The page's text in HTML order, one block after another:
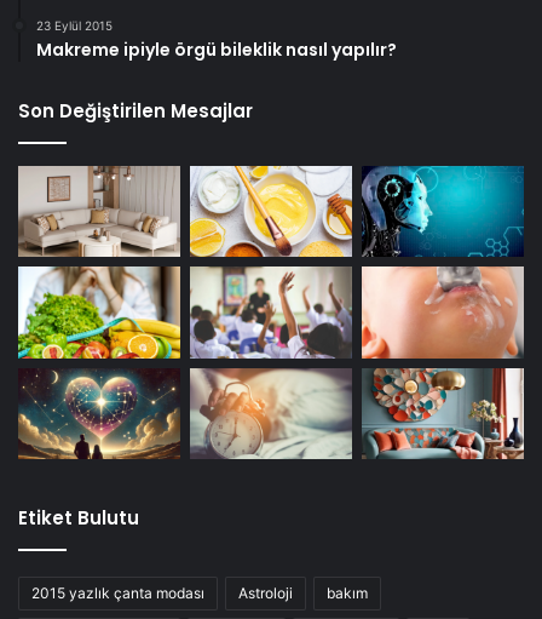
23 Eylül 2015
Makreme ipiyle örgü bileklik nasıl yapılır?
Son Değiştirilen Mesajlar
Etiket Bulutu
2015 yazlık çanta modası Astroloji bakım